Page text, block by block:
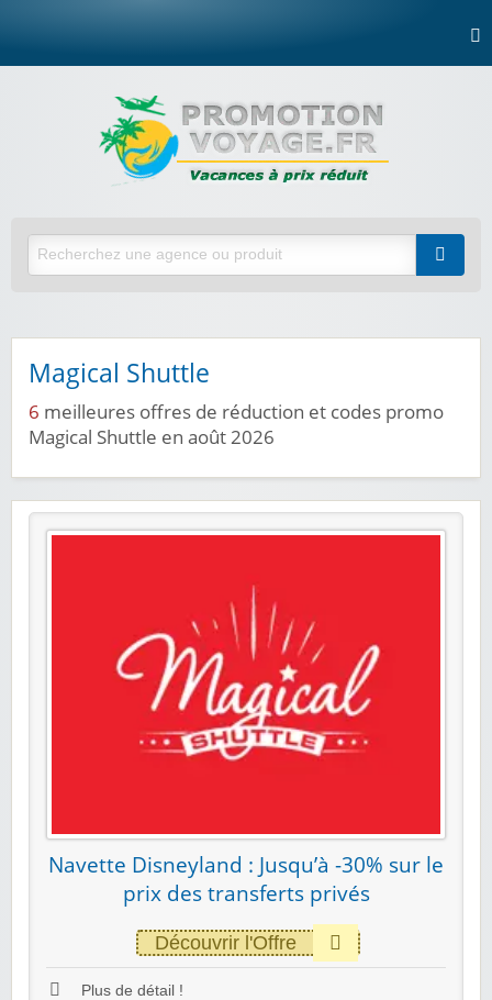
Magical Shuttle
6 meilleures offres de réduction et codes promo
Magical Shuttle en août 2026
Navette Disneyland : Jusqu’à -30% sur le
prix des transferts privés
Découvrir l'Offre
Plus de détail !